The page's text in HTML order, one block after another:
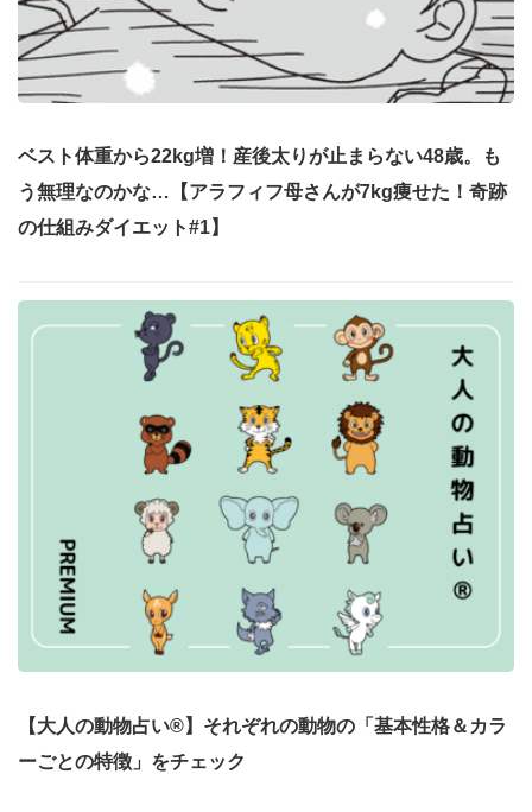
ベスト体重から22kg増！産後太りが止まらない48歳。も
う無理なのかな…【アラフィフ母さんが7kg痩せた！奇跡
の仕組みダイエット#1】
【大人の動物占い®】それぞれの動物の「基本性格＆カラ
ーごとの特徴」をチェック